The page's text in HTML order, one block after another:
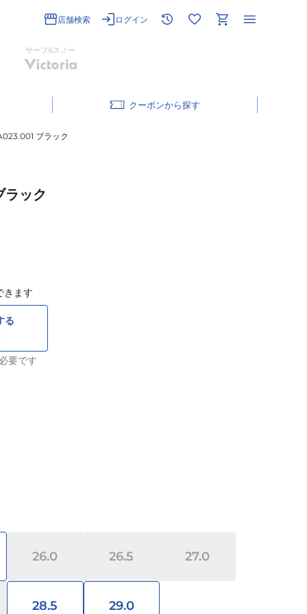
店舗検索 ログイン
サーフ&スノー
クーポン
ブラック
ック
きます
る
要です
26.0 26.5 27.0
28.5 29.0